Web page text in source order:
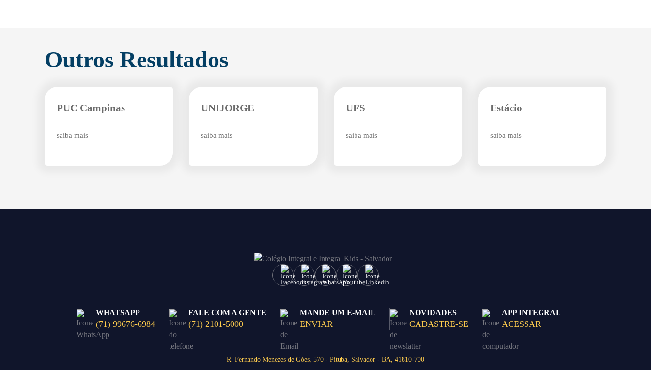
Outros Resultados
PUC Campinas
saiba mais
UNIJORGE
saiba mais
UFS
saiba mais
Estácio
saiba mais
WHATSAPP
(71) 99676-6984
FALE COM A GENTE
(71) 2101-5000
MANDE UM E-MAIL
ENVIAR
NOVIDADES
CADASTRE-SE
APP INTEGRAL
ACESSAR
R. Fernando Menezes de Góes, 570 - Pituba, Salvador - BA, 41810-700